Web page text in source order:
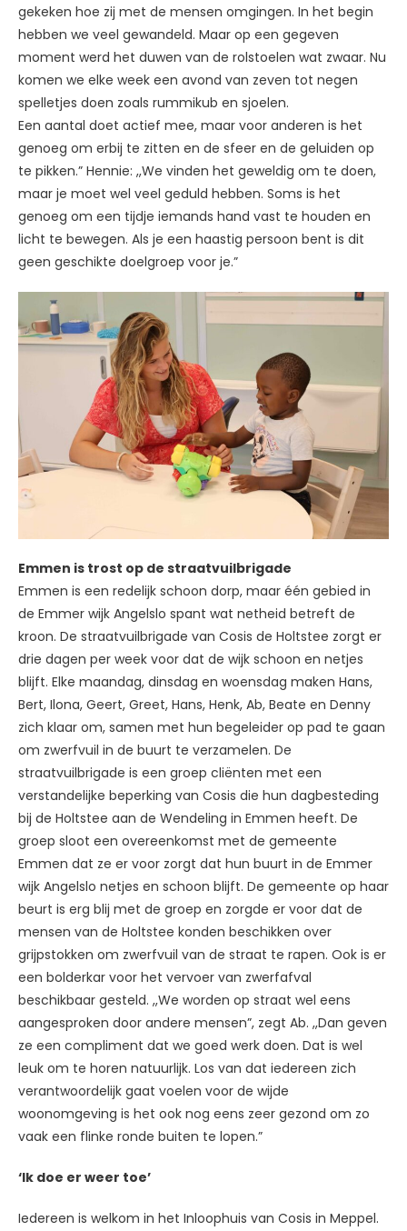
gekeken hoe zij met de mensen omgingen. In het begin
hebben we veel gewandeld. Maar op een gegeven
moment werd het duwen van de rolstoelen wat zwaar. Nu
komen we elke week een avond van zeven tot negen
spelletjes doen zoals rummikub en sjoelen.
Een aantal doet actief mee, maar voor anderen is het
genoeg om erbij te zitten en de sfeer en de geluiden op
te pikken.” Hennie: ,,We vinden het geweldig om te doen,
maar je moet wel veel geduld hebben. Soms is het
genoeg om een tijdje iemands hand vast te houden en
licht te bewegen. Als je een haastig persoon bent is dit
geen geschikte doelgroep voor je.”
Emmen is trost op de straatvuilbrigade
Emmen is een redelijk schoon dorp, maar één gebied in
de Emmer wijk Angelslo spant wat netheid betreft de
kroon. De straatvuilbrigade van Cosis de Holtstee zorgt er
drie dagen per week voor dat de wijk schoon en netjes
blijft. Elke maandag, dinsdag en woensdag maken Hans,
Bert, Ilona, Geert, Greet, Hans, Henk, Ab, Beate en Denny
zich klaar om, samen met hun begeleider op pad te gaan
om zwerfvuil in de buurt te verzamelen. De
straatvuilbrigade is een groep cliënten met een
verstandelijke beperking van Cosis die hun dagbesteding
bij de Holtstee aan de Wendeling in Emmen heeft. De
groep sloot een overeenkomst met de gemeente
Emmen dat ze er voor zorgt dat hun buurt in de Emmer
wijk Angelslo netjes en schoon blijft. De gemeente op haar
beurt is erg blij met de groep en zorgde er voor dat de
mensen van de Holtstee konden beschikken over
grijpstokken om zwerfvuil van de straat te rapen. Ook is er
een bolderkar voor het vervoer van zwerfafval
beschikbaar gesteld. ,,We worden op straat wel eens
aangesproken door andere mensen”, zegt Ab. ,,Dan geven
ze een compliment dat we goed werk doen. Dat is wel
leuk om te horen natuurlijk. Los van dat iedereen zich
verantwoordelijk gaat voelen voor de wijde
woonomgeving is het ook nog eens zeer gezond om zo
vaak een flinke ronde buiten te lopen.”
‘Ik doe er weer toe’
Iedereen is welkom in het Inloophuis van Cosis in Meppel.